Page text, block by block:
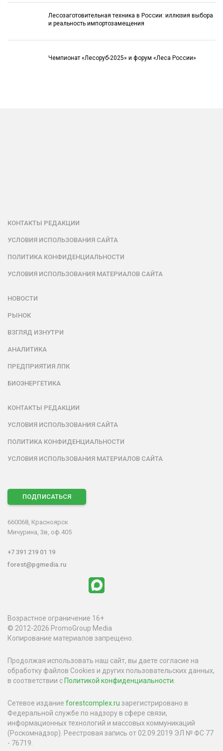
Лесозаготовительная техника в России: иллюзия выбора
и реальность импортозамещения
Чемпионат «Лесоруб-2025» и форум «Леса России»
КОНТАКТЫ РЕДАКЦИИ
УСЛОВИЯ ИСПОЛЬЗОВАНИЯ САЙТА
ПОЛИТИКА КОНФИДЕНЦИАЛЬНОСТИ
УСЛОВИЯ ИСПОЛЬЗОВАНИЯ МАТЕРИАЛОВ САЙТА
НОВОСТИ
РЫНОК
ВЗГЛЯД ИЗНУТРИ
АНАЛИТИКА
ПРЕДПРИЯТИЯ ЛПК
БИОЭНЕРГЕТИКА
КОНТАКТЫ РЕДАКЦИИ
УСЛОВИЯ ИСПОЛЬЗОВАНИЯ САЙТА
ПОЛИТИКА КОНФИДЕНЦИАЛЬНОСТИ
УСЛОВИЯ ИСПОЛЬЗОВАНИЯ МАТЕРИАЛОВ САЙТА
ПОДПИСАТЬСЯ
660068, Красноярск
Мичурина, 3в, оф.405
+7 391 219 01 19
forest@pgmedia.ru
Возрастное ограничение 16+
© 2012-2026 PromoGroup Media
Копирование материалов запрещено.
Продолжая использовать наш сайт, вы даете согласие на
обработку файлов Cookies и других пользовательских данных,
в соответствии с Политикой конфиденциальности
Сетевое издание forestcomplex.ru зарегистрировано в
Федеральной службе по надзору в сфере связи,
информационных технологий и массовых коммуникаций
(Роскомнадзор). Реестровая запись от 02.09.2019 ЭЛ № ФС 77
- 76719.